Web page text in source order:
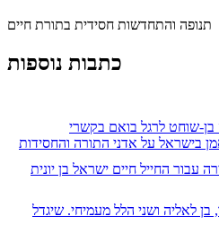
תנופה והתחדשות חסידית בתורת חיים
כתבות נוספות
בן-שוחט לרגל בואם בקשרי
עבור החייל חיים ישראל בן יונית
לאליה ושני הלל מעמיחי. שיגדל